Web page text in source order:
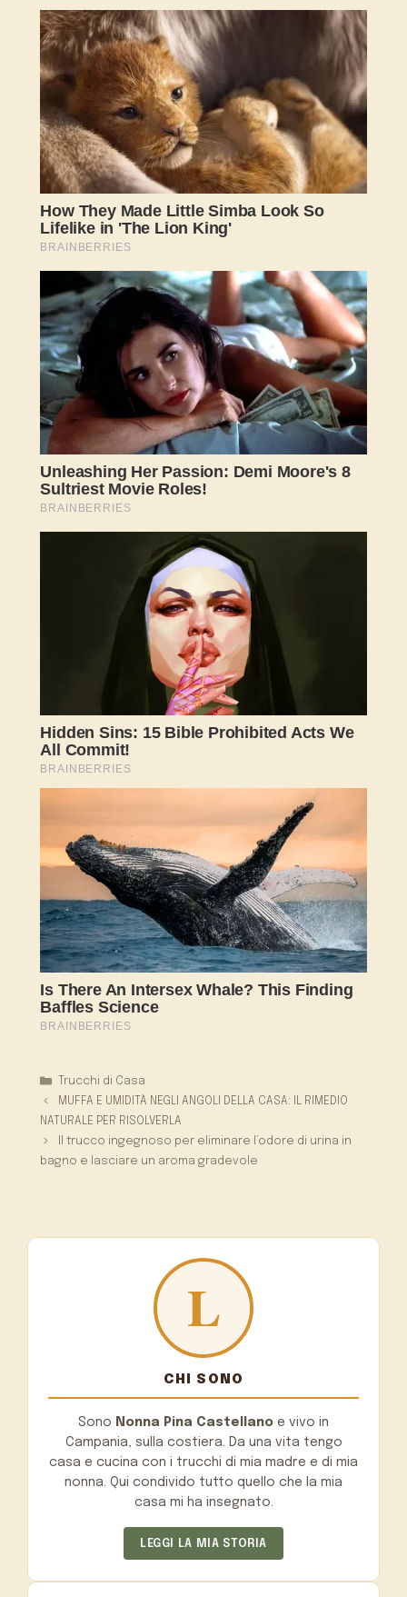
Categorie
Trucchi di Casa
MUFFA E UMIDITÀ NEGLI ANGOLI DELLA CASA: IL RIMEDIO
NATURALE PER RISOLVERLA
Il trucco ingegnoso per eliminare l’odore di urina in
bagno e lasciare un aroma gradevole
CHI SONO
Sono Nonna Pina Castellano e vivo in
Campania, sulla costiera. Da una vita tengo
casa e cucina con i trucchi di mia madre e di mia
nonna. Qui condivido tutto quello che la mia
casa mi ha insegnato.
LEGGI LA MIA STORIA